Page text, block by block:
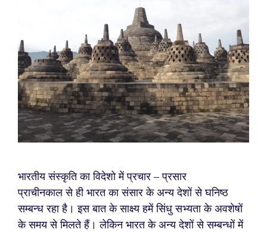
भारतीय संस्कृति का विदेशो में प्रचार – प्रसार
प्राचीनकाल से ही भारत का संसार के अन्य देशों से घनिष्ठ
सम्बन्ध रहा है। इस बात के साक्ष्य हमें सिंधु सभ्यता के अवशेषों
के समय से मिलते हैं। लेकिन भारत के अन्य देशों से सम्बन्धों में